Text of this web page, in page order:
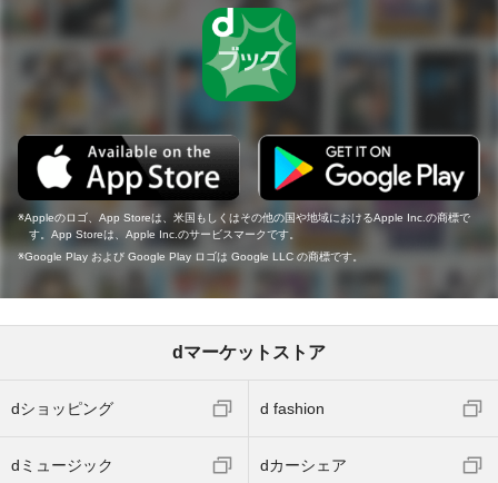
Appleのロゴ、App Storeは、米国もしくはその他の国や地域におけるApple Inc.の商標で
す。App Storeは、Apple Inc.のサービスマークです。
Google Play および Google Play ロゴは Google LLC の商標です。
dマーケットストア
dショッピング d fashion
dミュージック dカーシェア